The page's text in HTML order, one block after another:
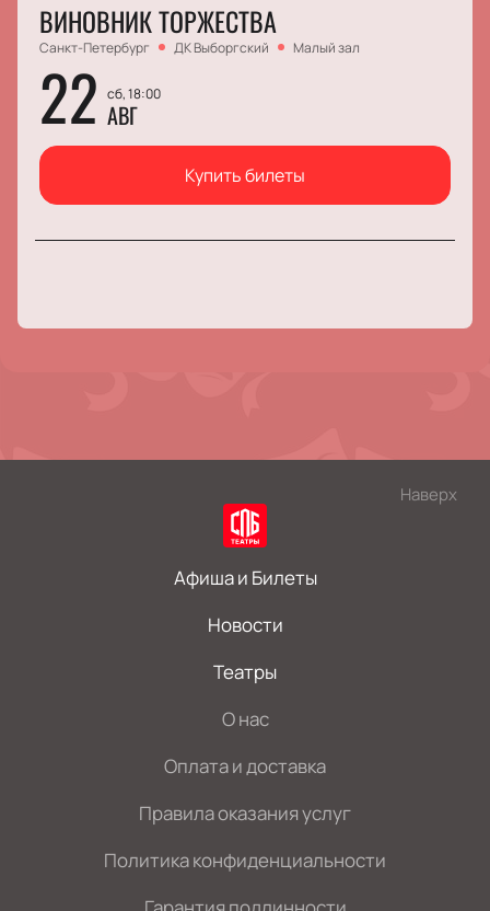
ВИНОВНИК ТОРЖЕСТВА
Санкт-Петербург ДК Выборгский Малый зал
22 сб, 18:00
АВГ
Купить билеты
Наверх
Афиша и Билеты
Новости
Театры
О нас
Оплата и доставка
Правила оказания услуг
Политика конфиденциальности